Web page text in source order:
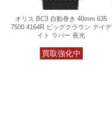
オリス BC3 自動巻き 40mm 635
7500 4164R ビッグクラウン デイデ
イト ラバー 夜光
買取強化中